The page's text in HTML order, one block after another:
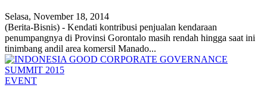
Selasa, November 18, 2014
(Berita-Bisnis) - Kendati kontribusi penjualan kendaraan
penumpangnya di Provinsi Gorontalo masih rendah hingga saat ini
tinimbang andil area komersil Manado...
EVENT